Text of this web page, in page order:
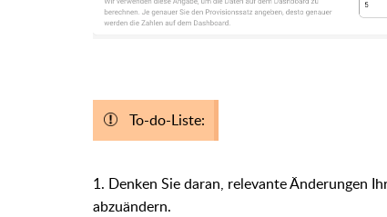
To-do-Liste:
1. Denken Sie daran, relevante Änderungen
abzuändern.